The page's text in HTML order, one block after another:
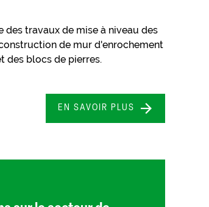
des travaux de mise à niveau des
de mur d'enrochement
des blocs de pierres.
EN SAVOIR PLUS